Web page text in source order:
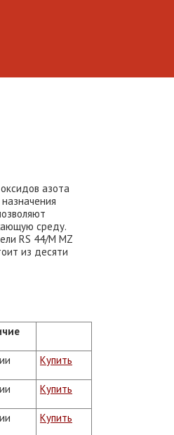
азота
среду.
RS 44/M MZ
из десяти
Купить
Купить
Купить